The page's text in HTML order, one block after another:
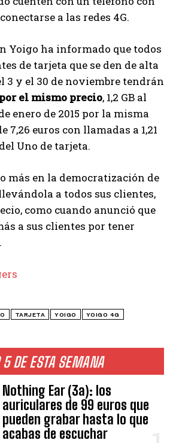
5 DE ESTA SEMANA
Nothing Ear (3a): los
auriculares de 99 euros que
pueden grabar hasta lo que
acabas de escuchar
a las redes 4G.
Yoigo ha informado que todos
de tarjeta que se den de alta
3 y el 30 de noviembre tendrán
el mismo precio, 1,2 GB al
enero de 2015 por la misma
7,26 euros con llamadas a 1,21
Uno de tarjeta.
más en la democratización de
a todos sus clientes,
como cuando anunció que
a sus clientes por tener
TARJETA YOIGO YOIGO 4G